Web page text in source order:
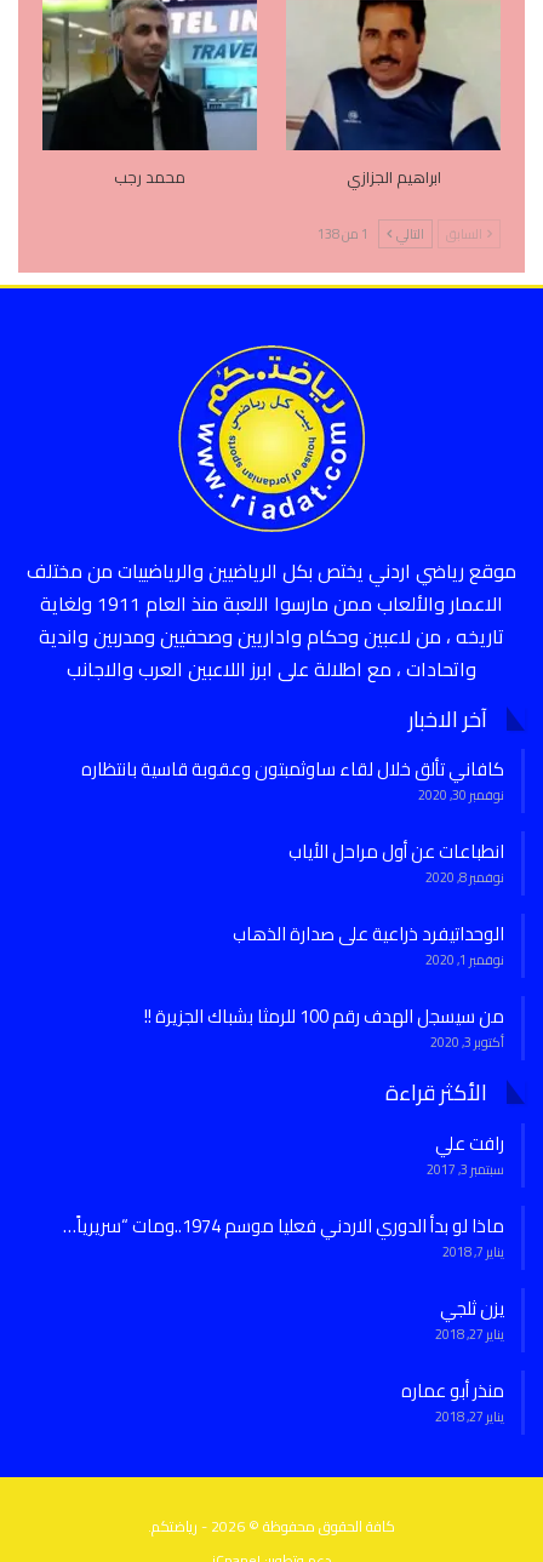
ابراهيم الجزازي محمد رجب
السابق التالي 1 من 138
موقع رياضي اردني يختص بكل الرياضيين والرياضييات من مختلف
الاعمار والألعاب ممن مارسوا اللعبة منذ العام 1911 ولغاية
تاريخه ، من لاعبين وحكام واداريين وصحفيين ومدربين واندية
واتحادات ، مع اطلالة على ابرز اللاعبين العرب والاجانب
آخر الاخبار
كافاني تألق خلال لقاء ساوثمبتون وعقوبة قاسية بانتظاره
نوفمبر 30, 2020
انطباعات عن أول مراحل الأياب
نوفمبر 8, 2020
الوحداتيفرد ذراعية على صدارة الذهاب
نوفمبر 1, 2020
من سيسجل الهدف رقم 100 للرمثا بشباك الجزيرة !!
أكتوبر 3, 2020
الأكثر قراءة
رافت علي
سبتمبر 3, 2017
ماذا لو بدأ الدوري الاردني فعليا موسم 1974..ومات “سريرياً…
يناير 7, 2018
يزن ثلجي
يناير 27, 2018
منذر أبو عماره
يناير 27, 2018
كافة الحقوق محفوظة © 2026 - رياضتكم.